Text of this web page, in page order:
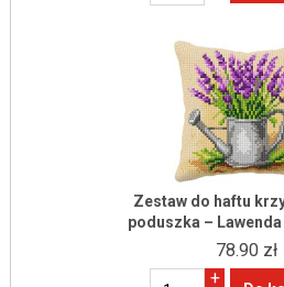
Zestaw do haftu
poduszka –
78.90 zł
+